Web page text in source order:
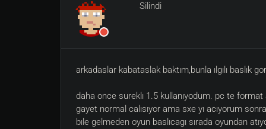
Silindi
arkadaslar kabataslak baktım,bunla ılgılı baslık
daha once sureklı 1.5 kullanıyodum. pc te format
gayet normal calısıyor ama sxe yı acıyorum
bıle gelmeden oyun baslıcagı sırada oyundan